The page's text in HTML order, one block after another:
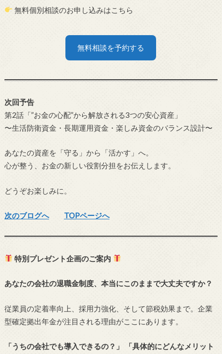
無料個別相談のお申し込みはこちら
無料相談を予約する
次回予告
第2話「”お金の心配”から解放される3つの安心資産」
〜生活防衛資金・長期運用資金・楽しみ資金のバランス設計〜
あなたの資産を「守る」から「活かす」へ。
心が整う、お金の新しい役割分担をお伝えします。
どうぞお楽しみに。
次のブログへ TOPページへ
特別プレゼント企画のご案内
あなたの会社の退職金制度、本当にこのままで大丈夫ですか？
従業員の定着率向上、採用力強化、そして節税効果まで。企業
型確定拠出年金が注目される理由がここにあります。
「うちの会社でも導入できるの？」
「具体的にどんなメリット